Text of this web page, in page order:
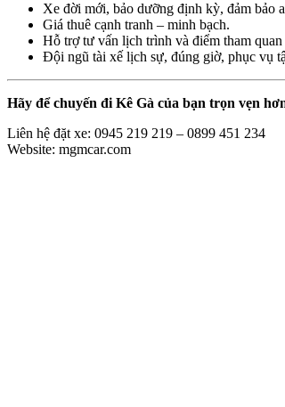
Xe đời mới, bảo dưỡng định kỳ, đảm bảo
Giá thuê cạnh tranh – minh bạch.
Hỗ trợ tư vấn lịch trình và điểm tham
Đội ngũ tài xế lịch sự, đúng giờ, phục vụ
Hãy để chuyến đi Kê Gà của bạn trọn vẹn
Liên hệ đặt xe: 0945 219 219 – 0899 451 234
Website: mgmcar.com